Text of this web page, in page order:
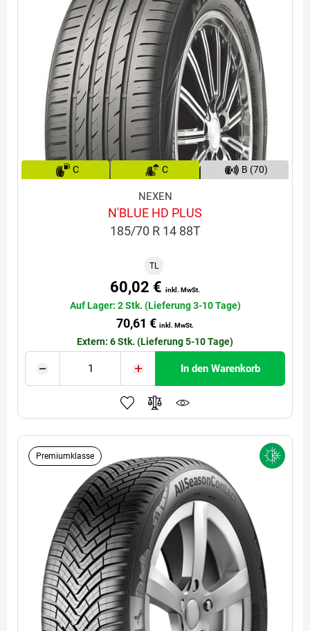
C C B (70)
NEXEN
N'BLUE HD PLUS
185/70 R 14 88T
TL
60,02 € inkl. MwSt.
Auf Lager: 2 Stk. (Lieferung 3-10 Tage)
70,61 € inkl. MwSt.
Extern: 6 Stk. (Lieferung 5-10 Tage)
In den Warenkorb
Premiumklasse